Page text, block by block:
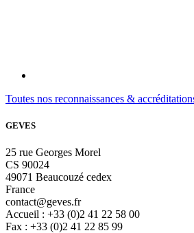
Toutes nos reconnaissances &
GEVES
25 rue Georges Morel
CS 90024
49071 Beaucouzé cedex
France
contact@geves.fr
Accueil : +33 (0)2 41 22 58 00
Fax : +33 (0)2 41 22 85 99